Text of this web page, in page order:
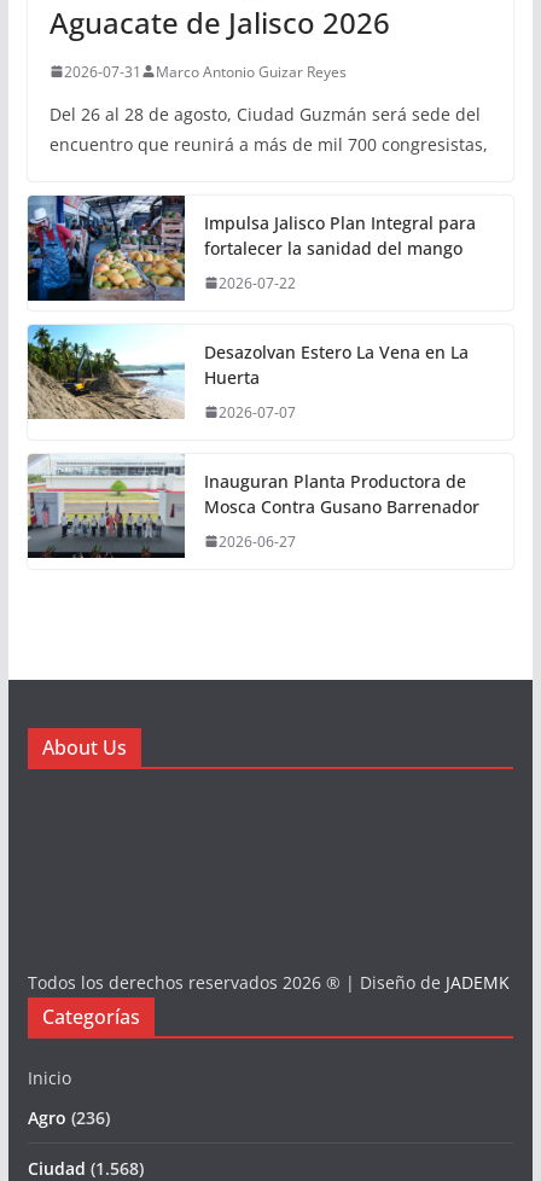
Aguacate de Jalisco 2026
2026-07-31 Marco Antonio Guizar Reyes
Del 26 al 28 de agosto, Ciudad Guzmán será sede del
encuentro que reunirá a más de mil 700 congresistas,
Impulsa Jalisco Plan Integral para
fortalecer la sanidad del mango
2026-07-22
Desazolvan Estero La Vena en La
Huerta
2026-07-07
Inauguran Planta Productora de
Mosca Contra Gusano Barrenador
2026-06-27
About Us
Todos los derechos reservados 2026 ® | Diseño de JADEMK
Categorías
Inicio
Agro (236)
Ciudad (1.568)